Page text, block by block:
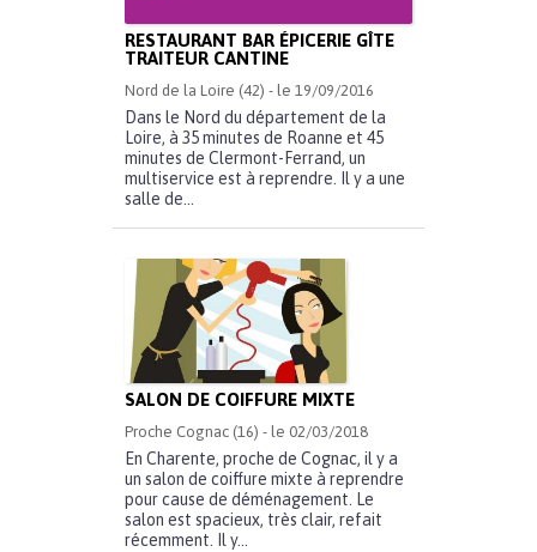
RESTAURANT BAR ÉPICERIE GÎTE
TRAITEUR CANTINE
Nord de la Loire (42) - le 19/09/2016
Dans le Nord du département de la
Loire, à 35 minutes de Roanne et 45
minutes de Clermont-Ferrand, un
multiservice est à reprendre. Il y a une
salle de...
SALON DE COIFFURE MIXTE
Proche Cognac (16) - le 02/03/2018
En Charente, proche de Cognac, il y a
un salon de coiffure mixte à reprendre
pour cause de déménagement. Le
salon est spacieux, très clair, refait
récemment. Il y...